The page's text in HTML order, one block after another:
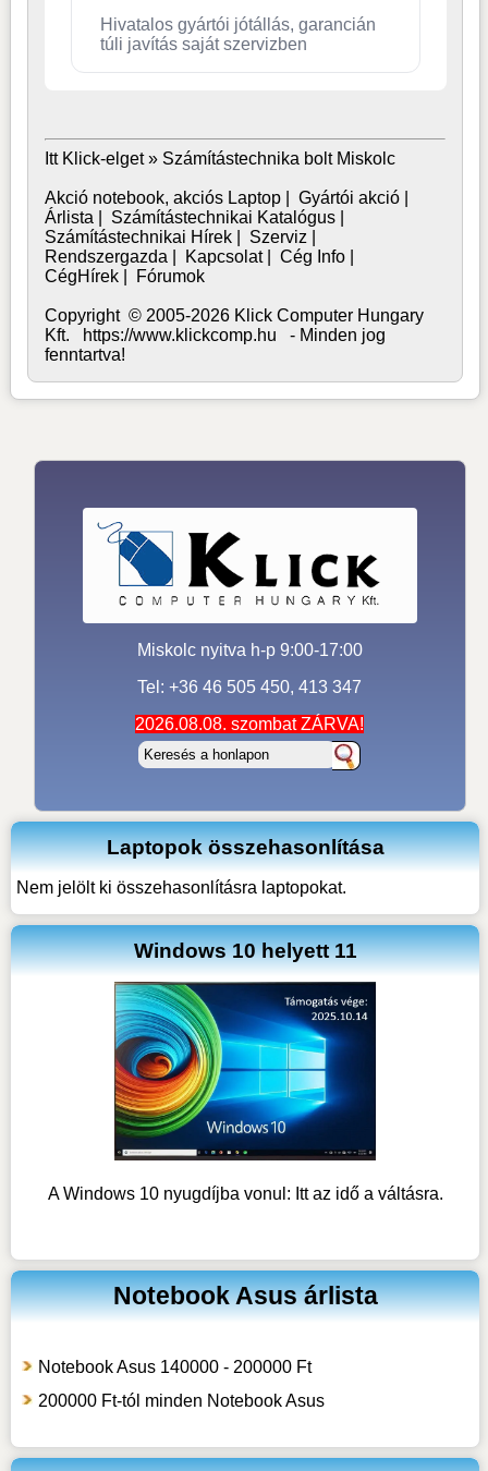
Hivatalos gyártói jótállás, garancián
túli javítás saját szervizben
Itt Klick-elget » Számítástechnika bolt Miskolc
Akció notebook, akciós Laptop| Gyártói akció|
Árlista
Számítástechnikai Katalógus|
Számítástechnikai Hírek| Szerviz
Rendszergazda
Kapcsolat| Cég Info|
CégHírek| Fórumok
Copyright © 2005-2026 Klick Computer Hungary
Kft. https://www.klickcomp.hu - Minden jog
fenntartva!
Miskolc nyitva h-p 9:00-17:00
Tel: +36 46 505 450, 413 347
2026.08.08. szombat ZÁRVA!
Laptopok összehasonlítása
Nem jelölt ki összehasonlításra laptopokat.
Windows 10 helyett 11
A Windows 10 nyugdíjba vonul: Itt az idő a váltásra.
Notebook Asus árlista
Notebook Asus 140000 - 200000 Ft
200000 Ft-tól minden Notebook Asus